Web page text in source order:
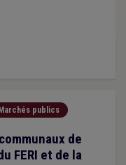
Marchés publics
de
FERI et de la